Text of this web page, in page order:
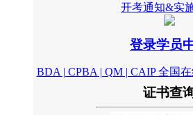
开考通知&实
登录学员
BDA | CPBA | QM | CAIP 全国
证书查